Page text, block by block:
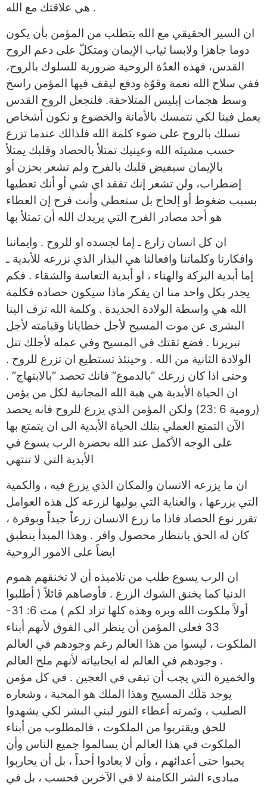
هي علاقتك مع الله .
ان السير الحقيقي مع الله يتطلب من المؤمن بأن يكون
دوما جاهزا ولابسا ثياب الإيمان ومتكلّ على دعم الروح
القدس، فهذه العدّة الروحية ضرورية للسلوك بالروح،
ففي سلاح الله نعمة وقوّة ودفع ليقف فيها المؤمن راسخ
وسط هجمات إبليس المتلاحقة. فلنجعل الروح القدس
يعمل فينا لكي نتمسك بالأمانة والخضوع و نكون أشخاص
نسلك بالروح على ضوء كلمة الله فلذالك عندما تزرع
حسب مشيئه الله وعينيك تمتلأ بالحصاد وقلبك يمتلأ
بالإيمان سيفيض قلبك بالفرح ولم تشعر بحزن أو
إضطراب، ولن تشعر إنك تفقد اي شي أو أنك تعطيها
بسبب ضغوط أو إلحاح بل ستعطي وأنت فرح إن العطاء
هو أحد مصادر الفرح التي يريدك الله أن تمتلأ بها
ان كل انسان زارع ـ إما لجسده او للروح . وايماننا
وافكارنا وكلماتنا وافعالنا هي البذار الذي نزرعه للأبدية ـ
إما أبدية البركة والهناء ، او أبدية التعاسة والشقاء . فكم
يجدر بكل واحد منا ان يفكر ماذا سيكون حصاده فكلمة
الله هي واسطة الولادة الجديدة . وكلمة الله تزف الينا
البشرى عن موت المسيح لأجل خطايانا وقيامته لأجل
تبريرنا . فضع ثقتك في المسيح وفي عمله لأجلك تنل
الولادة الثانية من الله . وحينئذ تستطيع ان تزرع للروح .
وحتى اذا كان زرعك “بالدموع” فانك تحصد “بالابتهاج” .
ان الحياة الأبدية هي هبة الله المجانية لكل من يؤمن
(رومية 6 :23) ولكن المؤمن الذي يزرع للروح فانه يحصد
الآن التمتع العملي بتلك الحياة الأبدية الى ان يتمتع بها
على الوجه الأكمل عند الله بحضرة الرب يسوع في
الأبدية التي لا تنتهي
ان ما يزرعه الانسان والمكان الذي يزرع فيه ، والكمية
التي يزرعها ، والعناية التي يوليها لزرعه كل هذه العوامل
تقرر نوع الحصاد فاذا ما زرع الانسان زرعاً جيداً وبوفرة ،
كان له الحق بانتظار محصول وافر . وهذا المبدأ ينطبق
ايضاً على الامور الروحية
ان الرب يسوع طلب من تلاميذه أن لا تخنقهم هموم
الدنيا كما يخنق الشوك الزرع . فأوصاهم قائلاً ( أطلبوا
أولاً ملكوت الله وبره وهذه كلها تزاد لكم ) مت 6: 31-
33 فعلى المؤمن أن ينظر الى الفوق لأنهم أبناء
الملكوت ، ليسوا من هذا العالم رغم وجودهم في العالم
. وجودهم في العالم له ايجابياته لأنهم ملح العالم
والخميرة التي يجب أن تبقى في العجين . في كل مؤمن
يوجد مَلَك المسيح وهذا الملك هو المحبة ، وشعاره
الصليب ، وثمرته أعطاء النور لبني البشر لكي يشهدوا
للحق ويقتربوا من الملكوت ، فالمطلوب من أبناء
الملكوت في هذا العالم أن يسالموا جميع الناس وأن
يحبوا حتى أعدائهم ، وأن لا يعادوا أحداً ، بل أن يحاربوا
مبادىء الشر الكامنة لا في الآخرين فحسب ، بل في